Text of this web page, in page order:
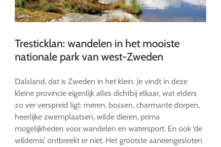
Tresticklan: wandelen in het mooiste
nationale park van west-Zweden
Dalsland, dat is Zweden in het klein. Je vindt in deze
kleine provincie eigenlijk alles dichtbij elkaar, wat elders
zo ver verspreid ligt: meren, bossen, charmante dorpen,
heerlijke zwemplaatsen, wilde dieren, prima
mogelijkheden voor wandelen en watersport. En ook ‘de
wildernis’ ontbreekt er niet. Het grootste aaneengesloten